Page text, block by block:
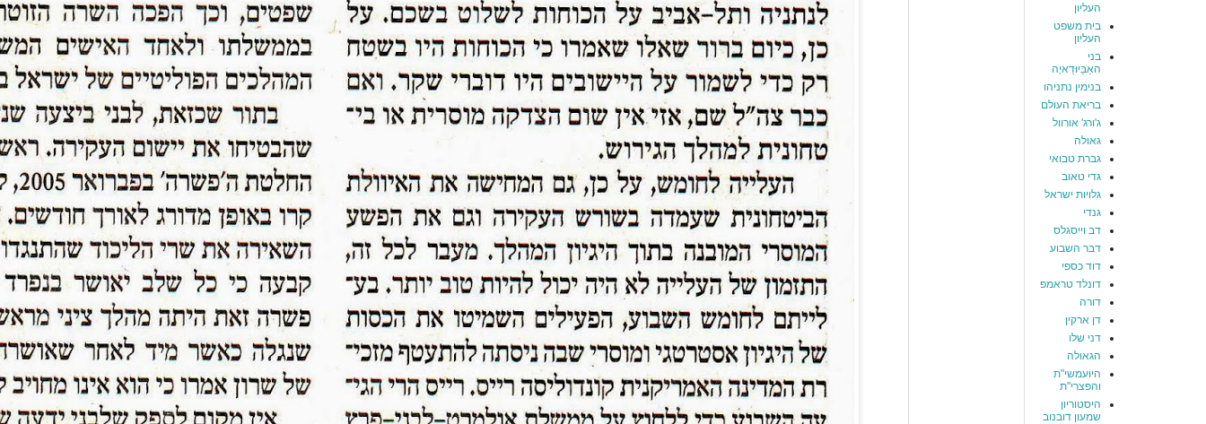
העליון
בית משפט
העליון
בני
האַבַּיוּדַאיָה
בנימין נתניהו
בריאת העולם
ג'ורג' אורוול
גאולה
גברת טבואי
גדי טאוב
גלויות ישראל
גנדי
דב וייסגלס
דבר השבוע
דוד כספי
דונלד טראמפ
דורה
דן ארקין
דני שלו
הגאולה
היועמשי"ת
והפצרי"ת
היסטוריון
שמעון דובנוב